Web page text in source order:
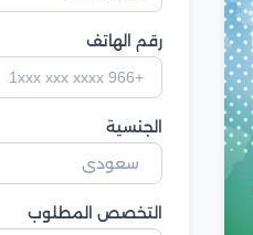
رقم الهاتف
الجنسية
التخصص المطلوب